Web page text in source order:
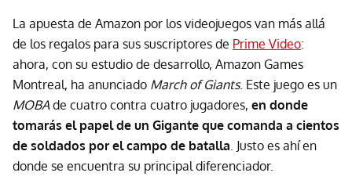
La apuesta de Amazon por los videojuegos van más allá
de los regalos para sus suscriptores de Prime Video:
ahora, con su estudio de desarrollo, Amazon Games
Montreal, ha anunciado March of Giants. Este juego es un
MOBA de cuatro contra cuatro jugadores, en donde
tomarás el papel de un Gigante que comanda a cientos
de soldados por el campo de batalla. Justo es ahí en
donde se encuentra su principal diferenciador.